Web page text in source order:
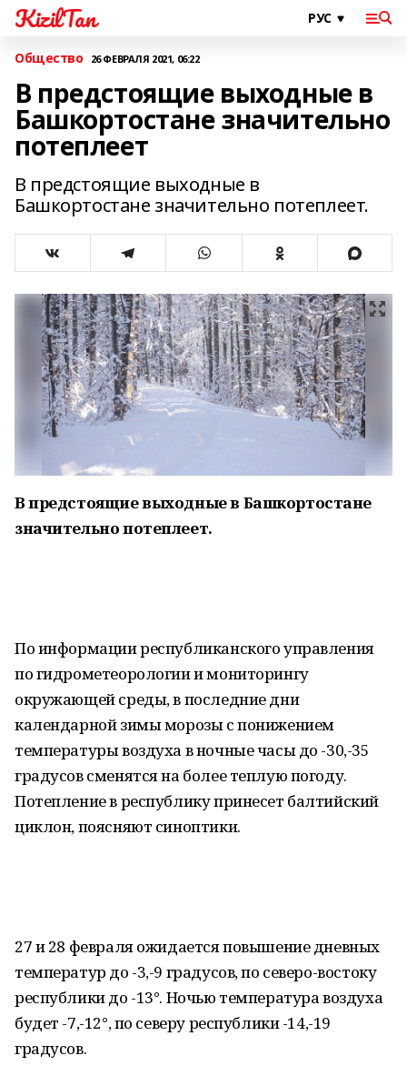
KizilTan
Общество 26 ФЕВРАЛЯ 2021, 06:22
В предстоящие выходные в
Башкортостане значительно
потеплеет
В предстоящие выходные в
Башкортостане значительно потеплеет.
В предстоящие выходные в Башкортостане
значительно потеплеет.
По информации республиканского управления
по гидрометеорологии и мониторингу
окружающей среды, в последние дни
календарной зимы морозы с понижением
температуры воздуха в ночные часы до -30,-35
градусов сменятся на более теплую погоду.
Потепление в республику принесет балтийский
циклон, поясняют синоптики.
27 и 28 февраля ожидается повышение дневных
температур до -3,-9 градусов, по северо-востоку
республики до -13°. Ночью температура воздуха
будет -7,-12°, по северу республики -14,-19
градусов.